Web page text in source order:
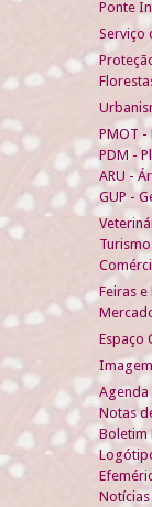
Ponte
Serviço
PMOT
PDM -
ARU -
GUP -
Turismo
Feiras
Espaço
Agenda
Notas
Boletim
Notícias